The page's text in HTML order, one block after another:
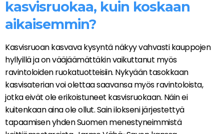
kasvisruokaa, kuin koskaan
aikaisemmin?
Kasvisruoan kasvava kysyntä näkyy vahvasti kauppojen
hyllyillä ja on vääjäämättäkin vaikuttanut myös
ravintoloiden ruokatuotteisiin. Nykyään tasokkaan
kasvisaterian voi olettaa saavansa myös ravintoloista,
jotka eivät ole erikoistuneet kasvisruokaan. Näin ei
kuitenkaan aina ole ollut. Sain ilokseni järjestettyä
tapaamisen yhden Suomen menestyneimmistä